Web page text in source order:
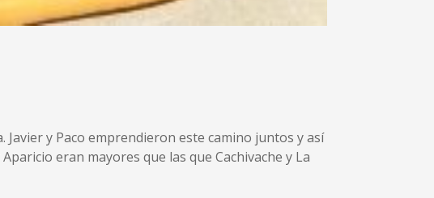
y Paco emprendieron este camino juntos y así
eran mayores que las que Cachivache y La